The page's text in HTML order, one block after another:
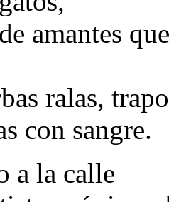
amantes
ralas,
con sangre.
a la calle